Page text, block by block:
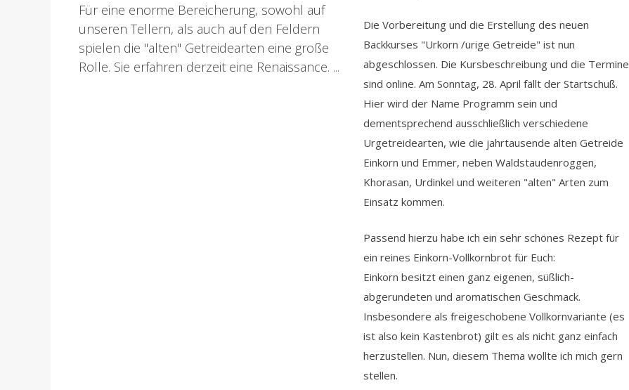
Für eine enorme Bereicherung, sowohl auf
unseren Tellern, als auch auf den Feldern
spielen die "alten" Getreidearten eine große
Rolle. Sie erfahren derzeit eine Renaissance. ...
Die Vorbereitung und die Erstellung des neuen
Backkurses "Urkorn /urige Getreide" ist nun
abgeschlossen. Die Kursbeschreibung und die Termine
sind online. Am Sonntag, 28. April fällt der Startschuß.
Hier wird der Name Programm sein und
dementsprechend ausschließlich verschiedene
Urgetreidearten, wie die jahrtausende alten Getreide
Einkorn und Emmer, neben Waldstaudenroggen,
Khorasan, Urdinkel und weiteren "alten" Arten zum
Einsatz kommen.
Passend hierzu habe ich ein sehr schönes Rezept für
ein reines Einkorn-Vollkornbrot für Euch:
Einkorn besitzt einen ganz eigenen, süßlich-
abgerundeten und aromatischen Geschmack.
Insbesondere als freigeschobene Vollkornvariante (es
ist also kein Kastenbrot) gilt es als nicht ganz einfach
herzustellen. Nun, diesem Thema wollte ich mich gern
stellen.